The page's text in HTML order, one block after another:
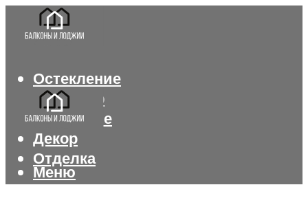
Остекление
Интерьер
Утепление
Декор
Отделка
Меню